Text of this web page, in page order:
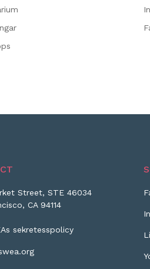
Street, STE 46034
CA 94114
sekretesspolicy